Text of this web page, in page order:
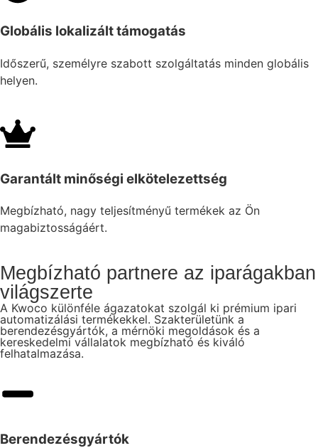
Globális lokalizált támogatás
Időszerű, személyre szabott szolgáltatás minden globális
helyen.
Garantált minőségi elkötelezettség
Megbízható, nagy teljesítményű termékek az Ön
magabiztosságáért.
Megbízható partnere az iparágakban
világszerte
A Kwoco különféle ágazatokat szolgál ki prémium ipari
automatizálási termékekkel. Szakterületünk a
berendezésgyártók, a mérnöki megoldások és a
kereskedelmi vállalatok megbízható és kiváló
felhatalmazása.
Berendezésgyártók